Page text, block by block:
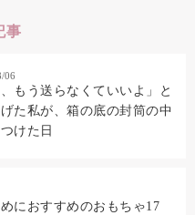
事
06
、もう送らなくていいよ」と
た私が、箱の底の封筒の中
けた日
におすすめのおもちゃ17